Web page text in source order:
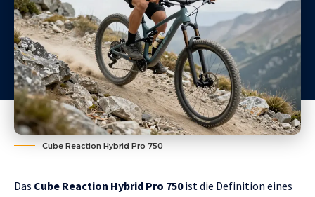
Cube Reaction Hybrid Pro 750
Das Cube Reaction Hybrid Pro 750ist die Definition eines